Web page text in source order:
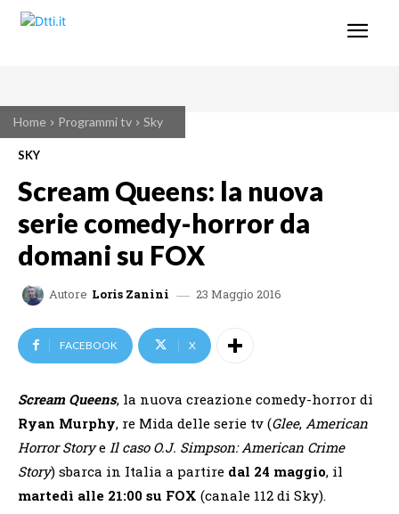
Home Programmi tv Sky
SKY
Scream Queens: la nuova
serie comedy-horror da
domani su FOX
Autore Loris Zanini 23 Maggio 2016
FACEBOOK X
Scream Queens, la nuova creazione comedy-horror di
Ryan Murphy, re Mida delle serie tv (Glee, American
Horror Storye Il caso O.J. Simpson: American Crime
Story) sbarca in Italia a partire dal 24 maggio, il
martedì alle 21:00 su FOX (canale 112 di Sky).